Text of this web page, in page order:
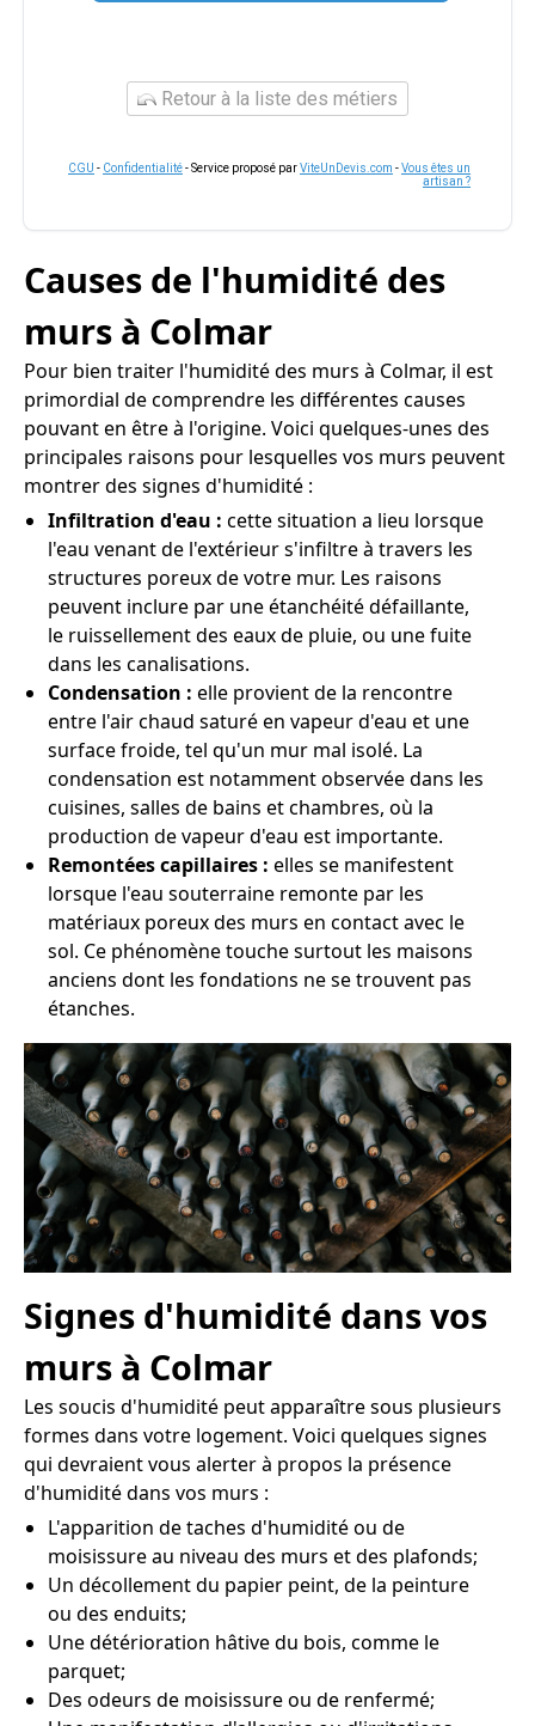
Retour à la liste des métiers
CGU - Confidentialité- Service proposé parViteUnDevis.com -Vous êtes un
artisan ?
Causes de l'humidité des
murs à Colmar
Pour bien traiter l'humidité des murs à Colmar, il est
primordial de comprendre les différentes causes
pouvant en être à l'origine. Voici quelques-unes des
principales raisons pour lesquelles vos murs peuvent
montrer des signes d'humidité :
Infiltration d'eau : cette situation a lieu lorsque
l'eau venant de l'extérieur s'infiltre à travers les
structures poreux de votre mur. Les raisons
peuvent inclure par une étanchéité défaillante,
le ruissellement des eaux de pluie, ou une fuite
dans les canalisations.
Condensation : elle provient de la rencontre
entre l'air chaud saturé en vapeur d'eau et une
surface froide, tel qu'un mur mal isolé. La
condensation est notamment observée dans les
cuisines, salles de bains et chambres, où la
production de vapeur d'eau est importante.
Remontées capillaires : elles se manifestent
lorsque l'eau souterraine remonte par les
matériaux poreux des murs en contact avec le
sol. Ce phénomène touche surtout les maisons
anciens dont les fondations ne se trouvent pas
étanches.
Signes d'humidité dans vos
murs à Colmar
Les soucis d'humidité peut apparaître sous plusieurs
formes dans votre logement. Voici quelques signes
qui devraient vous alerter à propos la présence
d'humidité dans vos murs :
L'apparition de taches d'humidité ou de
moisissure au niveau des murs et des plafonds;
Un décollement du papier peint, de la peinture
ou des enduits;
Une détérioration hâtive du bois, comme le
parquet;
Des odeurs de moisissure ou de renfermé;